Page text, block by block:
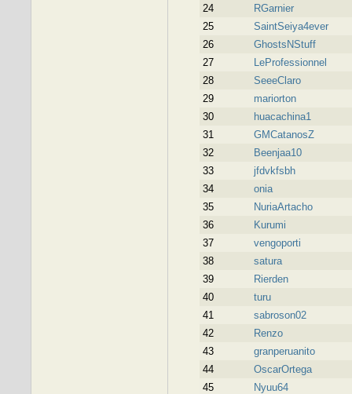
24
RGarnier
25
SaintSeiya4ever
26
GhostsNStuff
27
LeProfessionnel
28
SeeeClaro
29
mariorton
30
huacachina1
31
GMCatanosZ
32
Beenjaa10
33
jfdvkfsbh
34
onia
35
NuriaArtacho
36
Kurumi
37
vengoporti
38
satura
39
Rierden
40
turu
41
sabroson02
42
Renzo
43
granperuanito
44
OscarOrtega
45
Nyuu64